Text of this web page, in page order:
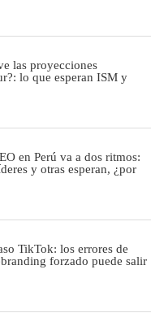
las proyecciones
lo que esperan ISM y
en Perú va a dos ritmos:
y otras esperan, ¿por
TikTok: los errores de
forzado puede salir